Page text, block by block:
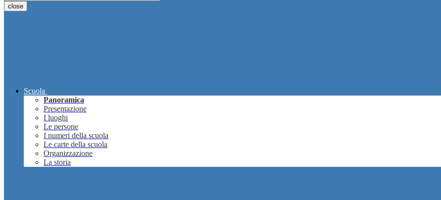
close
Scuola
Panoramica
Presentazione
I luoghi
Le persone
I numeri della scuola
Le carte della scuola
Organizzazione
La storia